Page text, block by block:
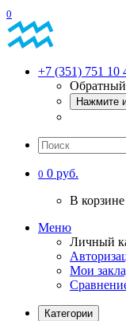
0
+7 (351) 751 10
Нажмите
0 0 руб.
В
Меню
Личный
Мои
Категории